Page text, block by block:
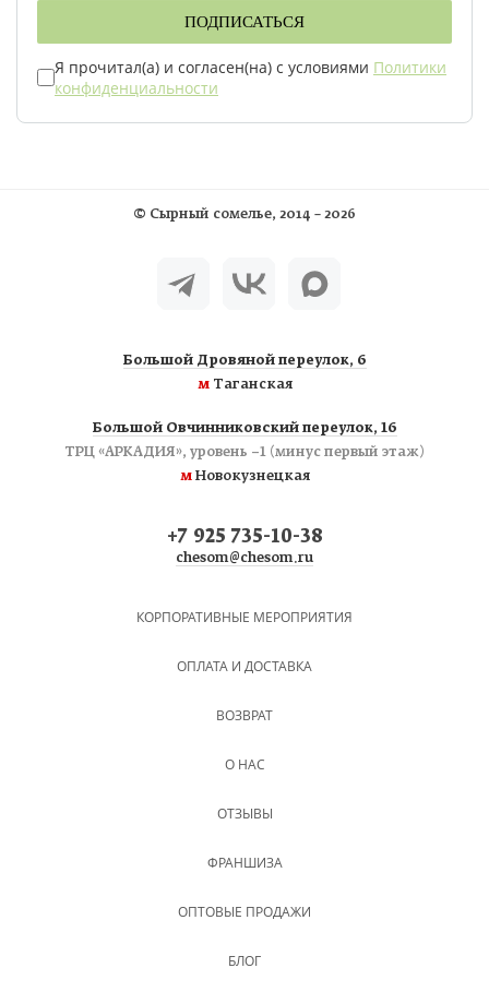
ПОДПИСАТЬСЯ
Я прочитал(а) и согласен(на) с условиями Политики
конфиденциальности
© Сырный сомелье, 2014 – 2026
Большой Дровяной переулок, 6
мТаганская
Большой Овчинниковский переулок, 16
ТРЦ «АРКАДИЯ», уровень −1 (минус первый этаж)
мНовокузнецкая
+7 925 735-10-38
chesom@chesom.ru
КОРПОРАТИВНЫЕ МЕРОПРИЯТИЯ
ОПЛАТА И ДОСТАВКА
ВОЗВРАТ
О НАС
ОТЗЫВЫ
ФРАНШИЗА
ОПТОВЫЕ ПРОДАЖИ
БЛОГ